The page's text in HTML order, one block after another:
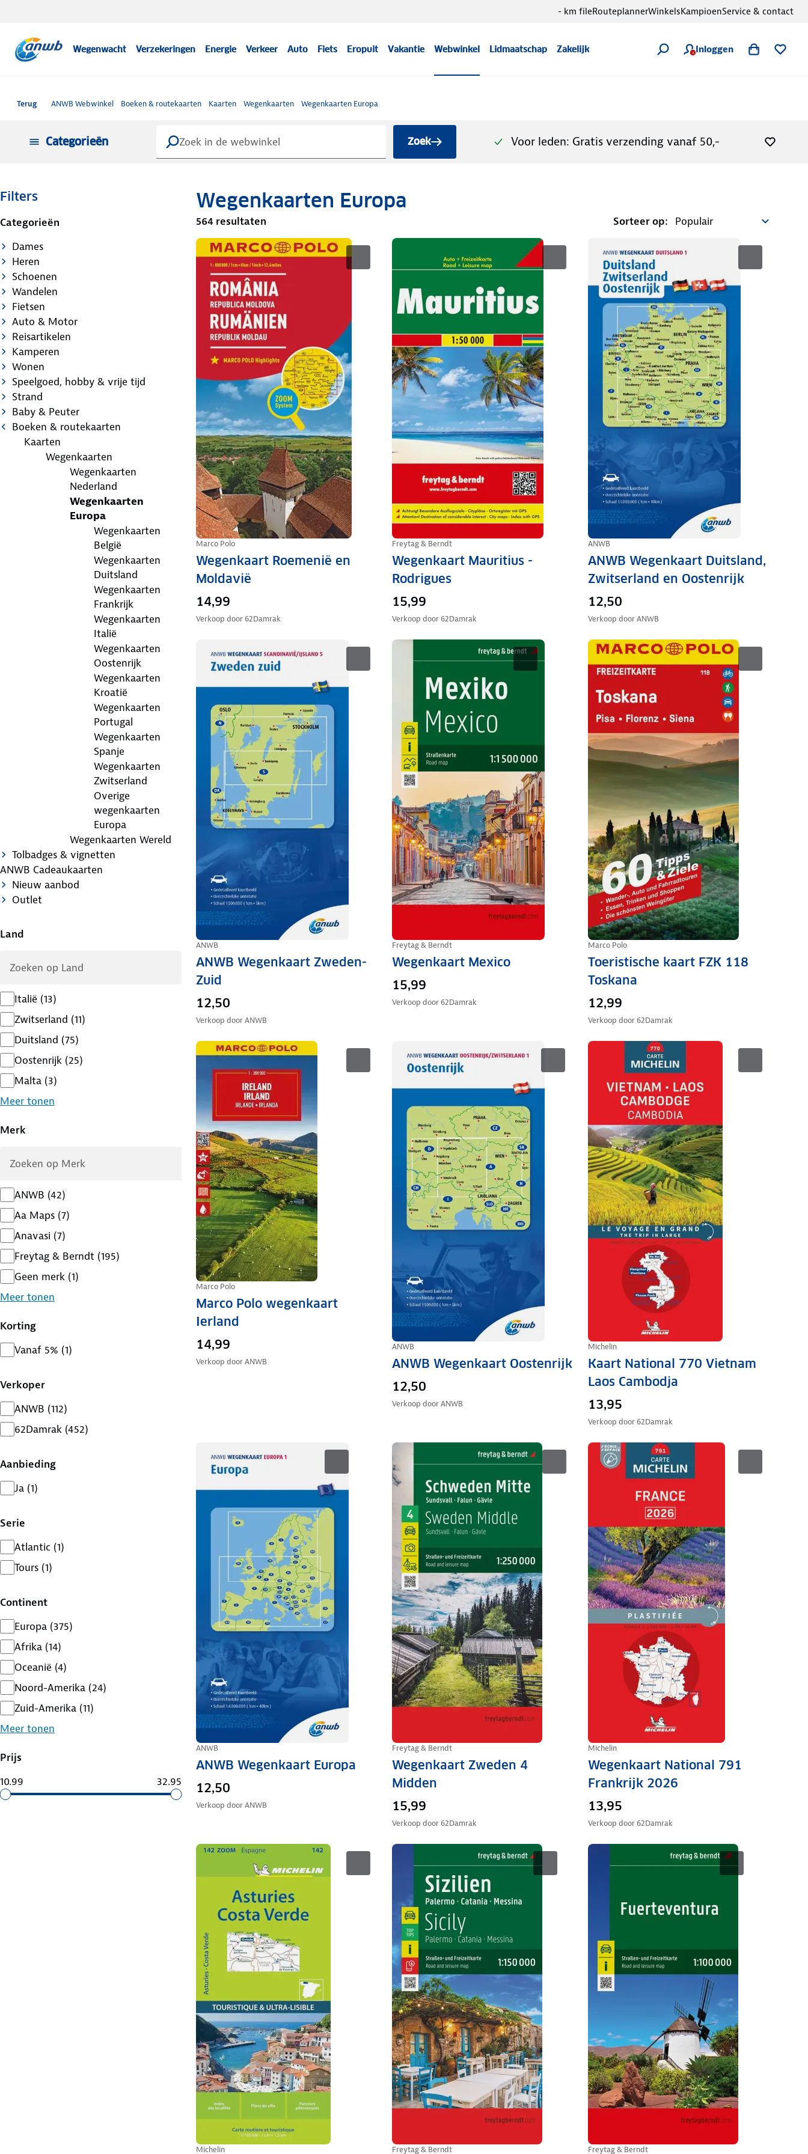
Wegenwacht Verzekeringen Energie Verkeer Auto Fiets Eropuit Vakantie Webwinkel Lidmaatschap Zakelijk Inloggen
- km fileRouteplannerWinkelsKampioenService & contact
Terug ANWB Webwinkel Boeken & routekaarten Kaarten Wegenkaarten Wegenkaarten Europa
Categorieën Zoek Voor leden: Gratis verzending vanaf 50,-
Filters
Categorieën
Dames
Heren
Schoenen
Wandelen
Fietsen
Auto & Motor
Reisartikelen
Kamperen
Wonen
Speelgoed, hobby & vrije tijd
Strand
Baby & Peuter
Boeken & routekaarten
Kaarten
Wegenkaarten
Wegenkaarten
Nederland
Wegenkaarten
Europa
Wegenkaarten
België
Wegenkaarten
Duitsland
Wegenkaarten
Frankrijk
Wegenkaarten
Italië
Wegenkaarten
Oostenrijk
Wegenkaarten
Kroatië
Wegenkaarten
Portugal
Wegenkaarten
Spanje
Wegenkaarten
Zwitserland
Overige
wegenkaarten
Europa
Wegenkaarten Wereld
Tolbadges & vignetten
ANWB Cadeaukaarten
Nieuw aanbod
Outlet
Land
Italië (13)
Zwitserland (11)
Duitsland (75)
Oostenrijk (25)
Malta (3)
Meer tonen
Merk
ANWB (42)
Aa Maps (7)
Anavasi (7)
Freytag & Berndt (195)
Geen merk (1)
Meer tonen
Korting
Vanaf 5% (1)
Verkoper
ANWB (112)
62Damrak (452)
Aanbieding
Ja (1)
Serie
Atlantic (1)
Tours (1)
Continent
Europa (375)
Afrika (14)
Oceanië (4)
Noord-Amerika (24)
Zuid-Amerika (11)
Meer tonen
Prijs
10.99
32.95
Wegenkaarten Europa
564 resultaten Sorteer op:
Marco Polo
Wegenkaart Roemenië en
Moldavië
14,99
Verkoop door 62Damrak
Freytag & Berndt
Wegenkaart Mauritius -
Rodrigues
15,99
Verkoop door 62Damrak
ANWB
ANWB Wegenkaart Duitsland,
Zwitserland en Oostenrijk
12,50
Verkoop doorANWB
ANWB
ANWB Wegenkaart Zweden-
Zuid
12,50
Verkoop doorANWB
Freytag & Berndt
Wegenkaart Mexico
15,99
Verkoop door 62Damrak
Marco Polo
Toeristische kaart FZK 118
Toskana
12,99
Verkoop door 62Damrak
Marco Polo
Marco Polo wegenkaart
Ierland
14,99
Verkoop doorANWB
ANWB
ANWB Wegenkaart Oostenrijk
12,50
Verkoop doorANWB
Michelin
Kaart National 770 Vietnam
Laos Cambodja
13,95
Verkoop door 62Damrak
ANWB
ANWB Wegenkaart Europa
12,50
Verkoop doorANWB
Freytag & Berndt
Wegenkaart Zweden 4
Midden
15,99
Verkoop door 62Damrak
Michelin
Wegenkaart National 791
Frankrijk 2026
13,95
Verkoop door 62Damrak
Michelin Freytag & Berndt Freytag & Berndt